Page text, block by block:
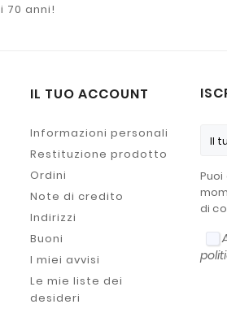
70 anni!
IL TUO ACCOUNT
Informazioni personali
Restituzione prodotto
Ordini
Note di credito
Indirizzi
Buoni
I miei avvisi
Le mie liste dei
desideri
di